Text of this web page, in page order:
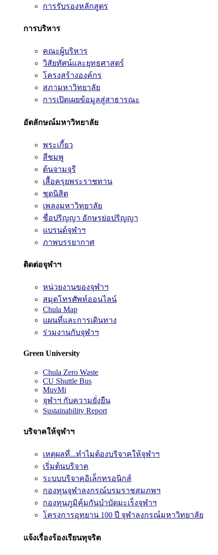
การรับรองหลักสูตร
การบริหาร
คณะผู้บริหาร
วิสัยทัศน์และยุทธศาสตร์
โครงสร้างองค์กร
สภามหาวิทยาลัย
การเปิดเผยข้อมูลสู่สาธารณะ
อัตลักษณ์มหาวิทยาลัย
พระเกี้ยว
สีชมพู
ต้นจามจุรี
เสื้อครุยพระราชทาน
ชุดนิสิต
เพลงมหาวิทยาลัย
ชื่อปริญญา อักษรย่อปริญญา
แบรนด์จุฬาฯ
ภาพบรรยากาศ
ติดต่อจุฬาฯ
หน่วยงานของจุฬาฯ
สมุดโทรศัพท์ออนไลน์
Chula Map
แผนที่และการเดินทาง
ร่วมงานกับจุฬาฯ
Green University
Chula Zero Waste
CU Shuttle Bus
MuvMi
จุฬาฯ กับความยั่งยืน
Sustainability Report
บริจาคให้จุฬาฯ
เหตุผลที่...ทำไมต้องบริจาคให้จุฬาฯ
เริ่มต้นบริจาค
ระบบบริจาคอิเล็กทรอนิกส์
กองทุนจุฬาลงกรณ์บรมราชสมภพฯ
กองทุนภูมิคุ้มกันบำบัดมะเร็งจุฬาฯ
โครงการอุทยาน 100 ปี จุฬาลงกรณ์มหาวิทยาลัย
แจ้งเรื่องร้องเรียนทุจริต